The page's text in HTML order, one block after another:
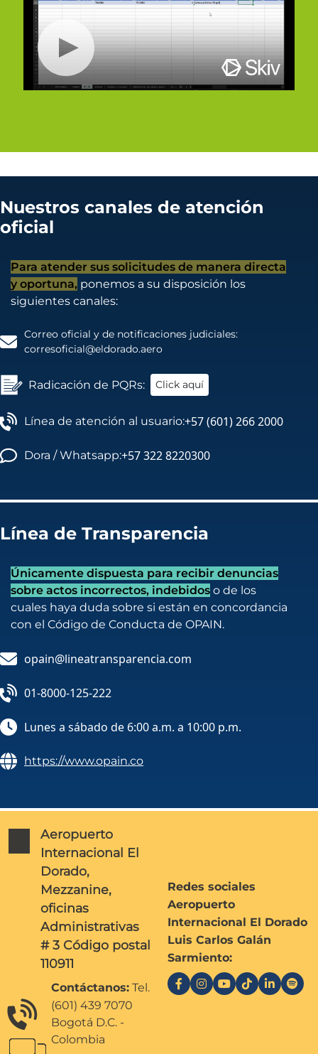
Nuestros canales de atención
oficial
Para atender sus solicitudes de manera directa
y oportuna, ponemos a su disposición los
siguientes canales:
Correo oficial y de notificaciones judiciales:
corresoficial@eldorado.aero
Radicación de PQRs: Click aquí
Línea de atención al usuario:+57 (601) 266 2000
Dora / Whatsapp:+57 322 8220300
Línea de Transparencia
Únicamente dispuesta para recibir denuncias
sobre actos incorrectos, indebidos o de los
cuales haya duda sobre si están en concordancia
con el Código de Conducta de OPAIN.
opain@lineatransparencia.com
01-8000-125-222
Lunes a sábado de 6:00 a.m. a 10:00 p.m.
https://www.opain.co
Aeropuerto
Internacional El
Dorado,
Mezzanine,
oficinas
Administrativas
# 3 Código postal
110911
Contáctanos: Tel.
(601) 439 7070
Bogotá D.C. -
Colombia
Redes sociales
Aeropuerto
Internacional El Dorado
Luis Carlos Galán
Sarmiento: